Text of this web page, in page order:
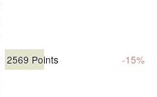
2569 Points -15%